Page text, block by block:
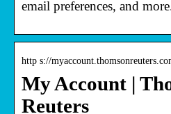
email preferences, and
http s://
My Account |
Reuters